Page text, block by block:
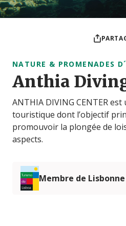
NATURE & PROMENADES
Anthia
ANTHIA DIVING CENTER
touristique dont l’objectif
promouvoir la plongée de
aspects.
Membre de